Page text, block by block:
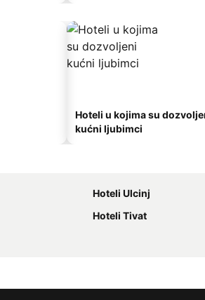
Hoteli u kojima su
kućni ljubimci
Hoteli Ulcinj
Hoteli Tivat